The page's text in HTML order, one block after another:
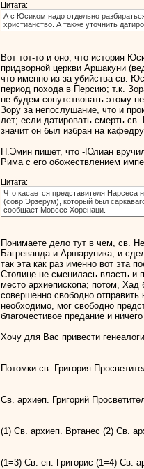
Цитата:
А с Юсиком надо отдельно
христианство. А также уточнить
Вот тот-то и оно, что история
придворной церкви Аршакуни
что именно из-за убийства св.
период похода в Персию; т.к.
не будем сопутствовать этому
Зору за непослушание, что и
лет; если датировать смерть
значит он был избран на
Н.Эмин пишет, что -Юлиан
Рима с его обожествлением
Цитата:
Что касается представителя Нарсеса
(совр.Эрзерум), который был
сообщает Мовсес Хоренаци.
Понимаете дело тут в чем, св.
Багреванда и Аршаруника, и
так эта как раз именно вот эта
Столице не сменилась власть и
место архиепископа; потом,
совершенно свободно
необходимо, мог свободно
благочестивое предание и
Хочу для Вас привести
Потомки св. Григория
Св. архиеп. Григорий
(1) Св. архиеп. Вртанес (2) Св.
(1=3) Св. еп. Григорис (1=4) Св.